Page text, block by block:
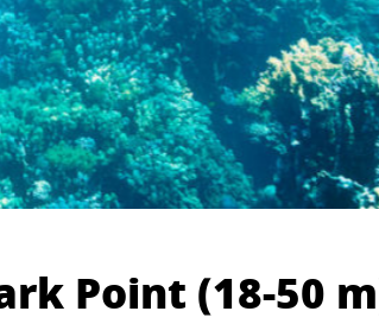
Point (18-50